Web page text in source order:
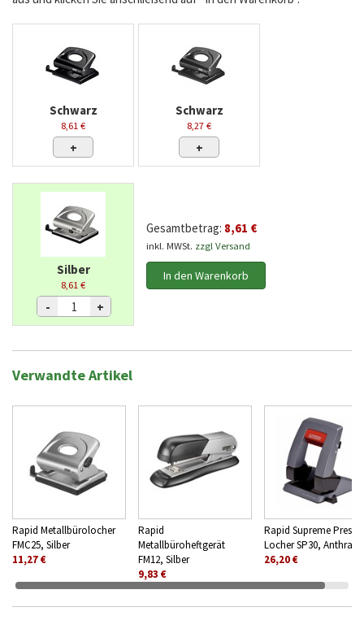
Schwarz
8,61 €
+
Schwarz
8,27 €
+
Silber
8,61 €
- +
Gesamtbetrag: 8,61 €
inkl. MWSt. zzgl Versand
In den Warenkorb
Verwandte Artikel
Rapid Metallbürolocher
FMC25, Silber
11,27 €
Rapid
Metallbüroheftgerät
FM12, Silber
9,83 €
Rapid Supreme Press
Locher SP30, Anthrazit
26,20 €